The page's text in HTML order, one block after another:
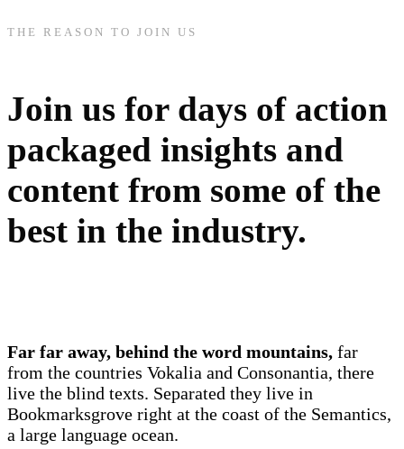
THE REASON TO JOIN US
Join us for days of action
packaged insights and
content from some of the
best in the industry.
Far far away, behind the word mountains, far
from the countries Vokalia and Consonantia, there
live the blind texts. Separated they live in
Bookmarksgrove right at the coast of the Semantics,
a large language ocean.